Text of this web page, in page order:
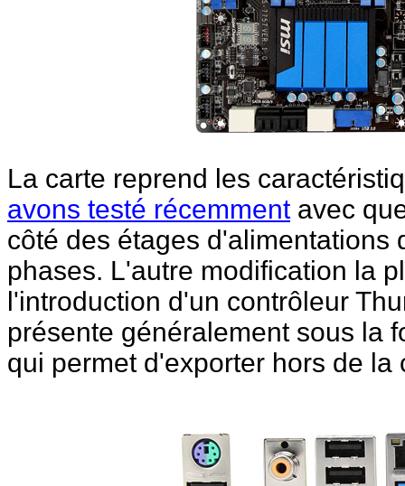
La carte reprend les
avons testé récemmentavec
côté des étages d'alimentations
phases. L'autre modification la
l'introduction d'un contrôleur
présente généralement sous la
qui permet d'exporter hors de